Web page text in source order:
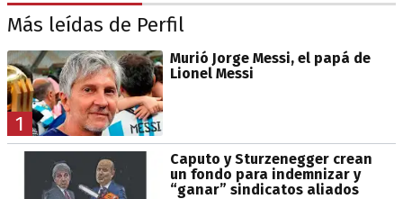
Más leídas de Perfil
1
Murió Jorge Messi, el papá de
Lionel Messi
Caputo y Sturzenegger crean
un fondo para indemnizar y
“ganar” sindicatos aliados